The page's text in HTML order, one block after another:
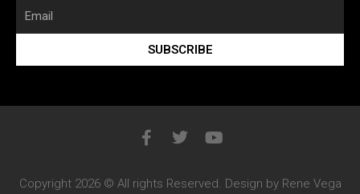
SUBSCRIBE
Copyright 2026 © All rights Reserved. Design by Rene Vega